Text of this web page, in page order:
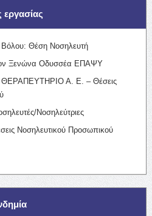
εργασίας
Θέση Νοσηλευτή
Ξενώνα Οδυσσέα ΕΠΑΨΥ
ΘΕΡΑΠΕΥΤΗΡΙΟ Α. Ε. – Θέσεις
Νοσηλεύτριες
Νοσηλευτικού Προσωπικού